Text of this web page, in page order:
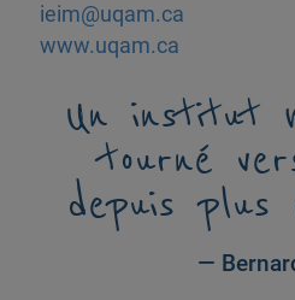
ieim@uqam.ca
www.uqam.ca
Un institut
tourné
depuis
—